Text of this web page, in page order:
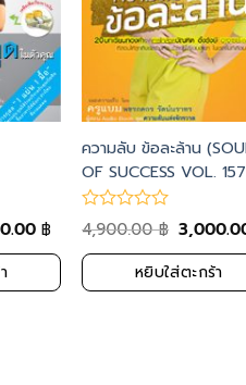
฿
ความลับ ข้อละล้าน
OF SUCCESS VOL.
158)
4,900.00฿
หยิบใส่ตะกร้า